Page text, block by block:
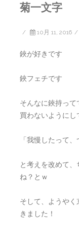
菊一文字
/ 10月 11, 2016 /
鋏が好きです
鋏フェチです
そんなに鋏持っ
買わないようにし
「我慢したって
と考えを改めて
ね？とｗ
そして、ようや
きました！